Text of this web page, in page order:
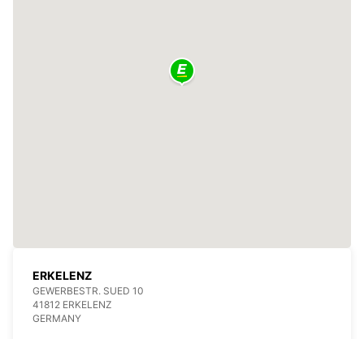
ERKELENZ
GEWERBESTR. SUED 10
41812 ERKELENZ
GERMANY